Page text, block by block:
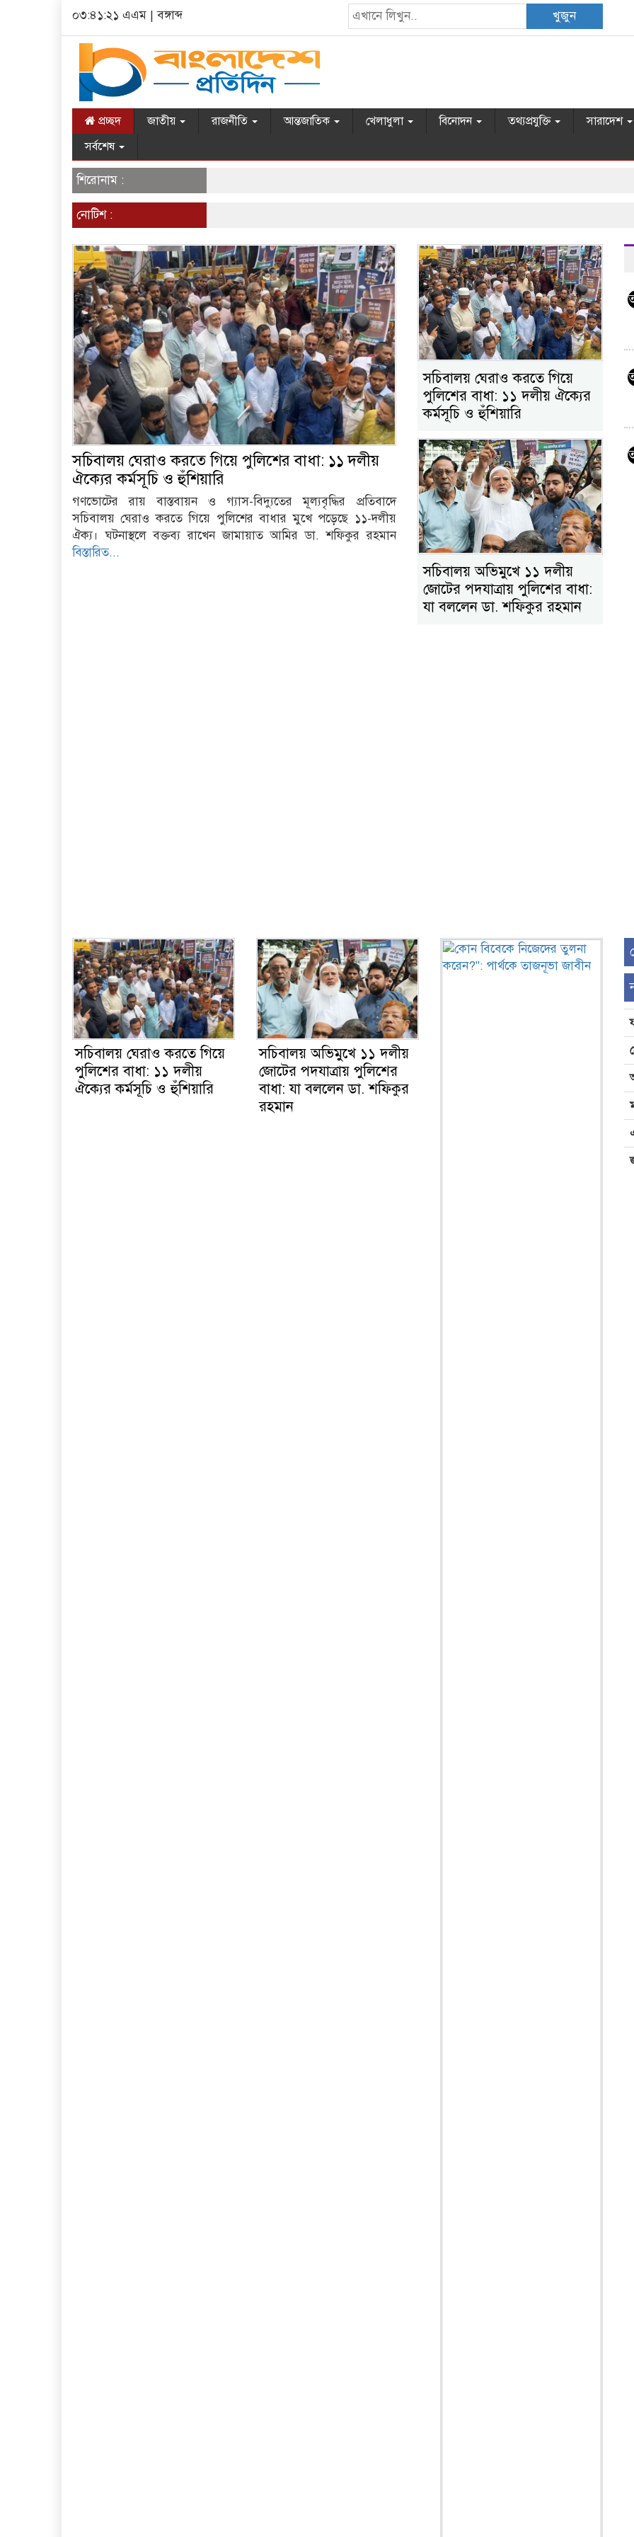
০৩:৪১:২২ এএম |বঙ্গাব্দ খুজুন
প্রচ্ছদ জাতীয় রাজনীতি আন্তজাতিক খেলাধুলা বিনোদন তথ্যপ্রযুক্তি সারাদেশ
সর্বশেষ
শিরোনাম :
নোটিশ :
সচিবালয় ঘেরাও করতে গিয়ে পুলিশের বাধা: ১১ দলীয়
ঐক্যের কর্মসূচি ও হুঁশিয়ারি
গণভোটের রায় বাস্তবায়ন ও গ্যাস-বিদ্যুতের মূল্যবৃদ্ধির প্রতিবাদে
সচিবালয় ঘেরাও করতে গিয়ে পুলিশের বাধার মুখে পড়েছে ১১-দলীয়
ঐক্য। ঘটনাস্থলে বক্তব্য রাখেন জামায়াত আমির ডা. শফিকুর রহমান
বিস্তারিত...
সচিবালয় ঘেরাও করতে গিয়ে
পুলিশের বাধা: ১১ দলীয় ঐক্যের
কর্মসূচি ও হুঁশিয়ারি
সচিবালয় অভিমুখে ১১ দলীয়
জোটের পদযাত্রায় পুলিশের বাধা:
যা বললেন ডা. শফিকুর রহমান
সচিবালয় ঘেরাও করতে গিয়ে
পুলিশের বাধা: ১১ দলীয়
ঐক্যের কর্মসূচি ও হুঁশিয়ারি
সচিবালয় অভিমুখে ১১ দলীয়
জোটের পদযাত্রায় পুলিশের
বাধা: যা বললেন ডা. শফিকুর
রহমান